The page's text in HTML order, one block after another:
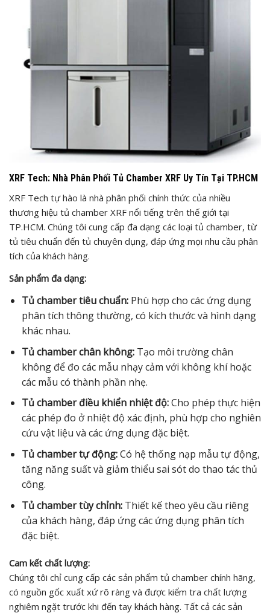
XRF Tech: Nhà Phân Phối Tủ Chamber XRF Uy Tín Tại TP.HCM
XRF Tech tự hào là nhà phân phối chính thức của nhiều
thương hiệu tủ chamber XRF nổi tiếng trên thế giới tại
TP.HCM. Chúng tôi cung cấp đa dạng các loại tủ chamber, từ
tủ tiêu chuẩn đến tủ chuyên dụng, đáp ứng mọi nhu cầu phân
tích của khách hàng.
Sản phẩm đa dạng:
Tủ chamber tiêu chuẩn:Phù hợp cho các ứng dụng
phân tích thông thường, có kích thước và hình dạng
khác nhau.
Tủ chamber chân không:Tạo môi trường chân
không để đo các mẫu nhạy cảm với không khí hoặc
các mẫu có thành phần nhẹ.
Tủ chamber điều khiển nhiệt độ:Cho phép thực hiện
các phép đo ở nhiệt độ xác định, phù hợp cho nghiên
cứu vật liệu và các ứng dụng đặc biệt.
Tủ chamber tự động:Có hệ thống nạp mẫu tự động,
tăng năng suất và giảm thiểu sai sót do thao tác thủ
công.
Tủ chamber tùy chỉnh:Thiết kế theo yêu cầu riêng
của khách hàng, đáp ứng các ứng dụng phân tích
đặc biệt.
Cam kết chất lượng:
Chúng tôi chỉ cung cấp các sản phẩm tủ chamber chính hãng,
có nguồn gốc xuất xứ rõ ràng và được kiểm tra chất lượng
nghiêm ngặt trước khi đến tay khách hàng. Tất cả các sản